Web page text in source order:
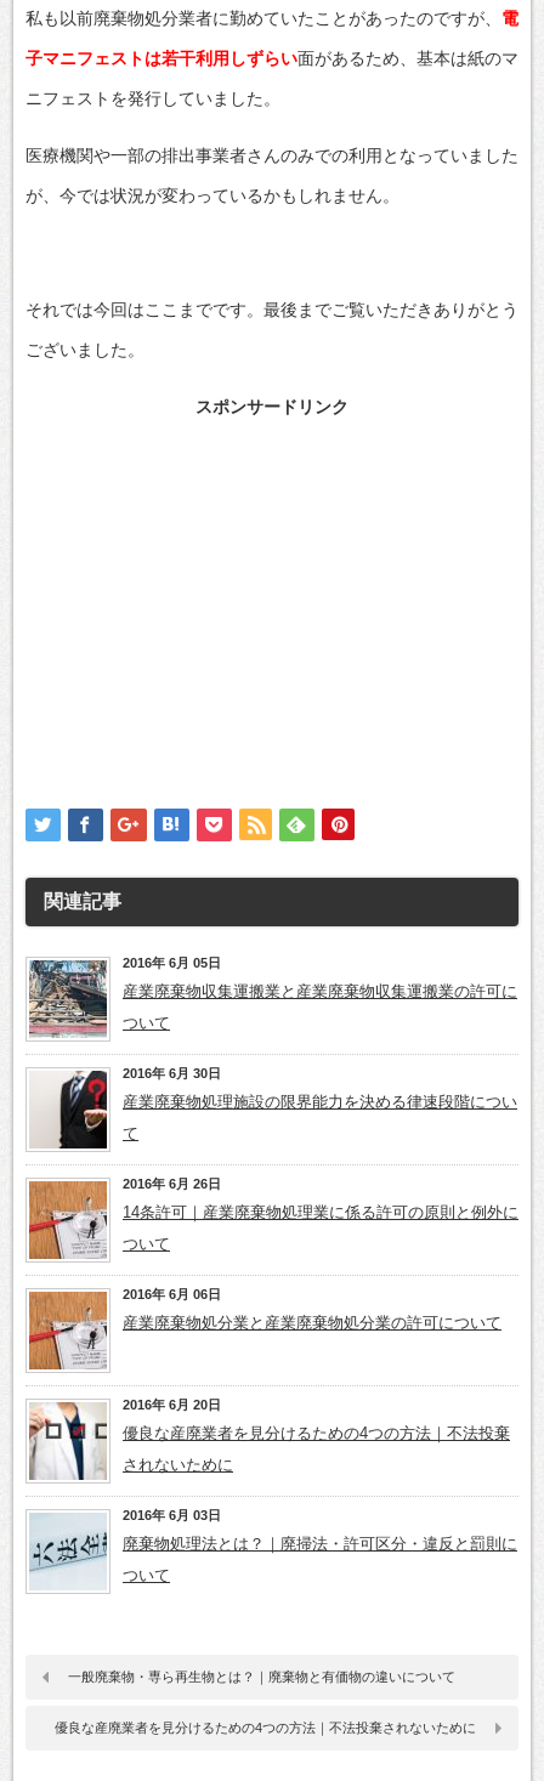
私も以前廃棄物処分業者に勤めていたことがあったのですが、 電
子マニフェストは若干利用しずらい面があるため、基本は紙のマ
ニフェストを発行していました。
医療機関や一部の排出事業者さんのみでの利用となっていました
が、今では状況が変わっているかもしれません。
それでは今回はここまでです。最後までご覧いただきありがとう
ございました。
スポンサードリンク
関連記事
2016年 6月 05日
産業廃棄物収集運搬業と産業廃棄物収集運搬業の許可に
ついて
2016年 6月 30日
産業廃棄物処理施設の限界能力を決める律速段階につい
て
2016年 6月 26日
14条許可｜産業廃棄物処理業に係る許可の原則と例外に
ついて
2016年 6月 06日
産業廃棄物処分業と産業廃棄物処分業の許可について
2016年 6月 20日
優良な産廃業者を見分けるための4つの方法｜不法投棄
されないために
2016年 6月 03日
廃棄物処理法とは？｜廃掃法・許可区分・違反と罰則に
ついて
一般廃棄物・専ら再生物とは？｜廃棄物と有価物の違いについて
優良な産廃業者を見分けるための4つの方法｜不法投棄されないために